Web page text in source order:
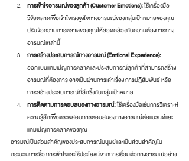
การเข้าใจอารมณ์ของลูกค้า (Customer Emotions): ใช้เครื่องมือ
วิจัยตลาดเพื่อเข้าใจแรงจูงใจทางอารมณ์ของกลุ่มเป้าหมายของคุณ
ปรับข้อความการตลาดของคุณให้สอดคล้องกับความต้องการทาง
อารมณ์เหล่านี้
การสร้างประสบการณ์ทางอารมณ์ (Emtional Experience):
ออกแบบแคมเปญการตลาดและประสบการณ์ลูกค้าที่สามารถสร้าง
อารมณ์ที่ต้องการ อาจเป็นผ่านการเล่าเรื่อง การปฏิสัมพันธ์ หรือ
การสร้างประสบการณ์ที่ลึกซึ้งกับกลุ่มเป้าหมาย
การติดตามการตอบสนองทางอารมณ์: ใช้เครื่องมือเช่นการวิเคราะห์
ความรู้สึกเพื่อตรวจสอบการตอบสนองทางอารมณ์ต่อแบรนด์และ
แคมเปญการตลาดของคุณ
อารมณ์เป็นส่วนสำคัญของประสบการณ์มนุษย์และเป็นส่วนสำคัญใน
กระบวนการซื้อ การเข้าใจและใช้ประโยชน์จากการเชื่อมต่อทางอารมณ์อย่าง